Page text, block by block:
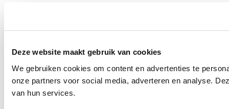
Deze website maakt gebruik van cookies
We gebruiken cookies om content en advertenties te
onze partners voor social media, adverteren en analyse.
van hun services.